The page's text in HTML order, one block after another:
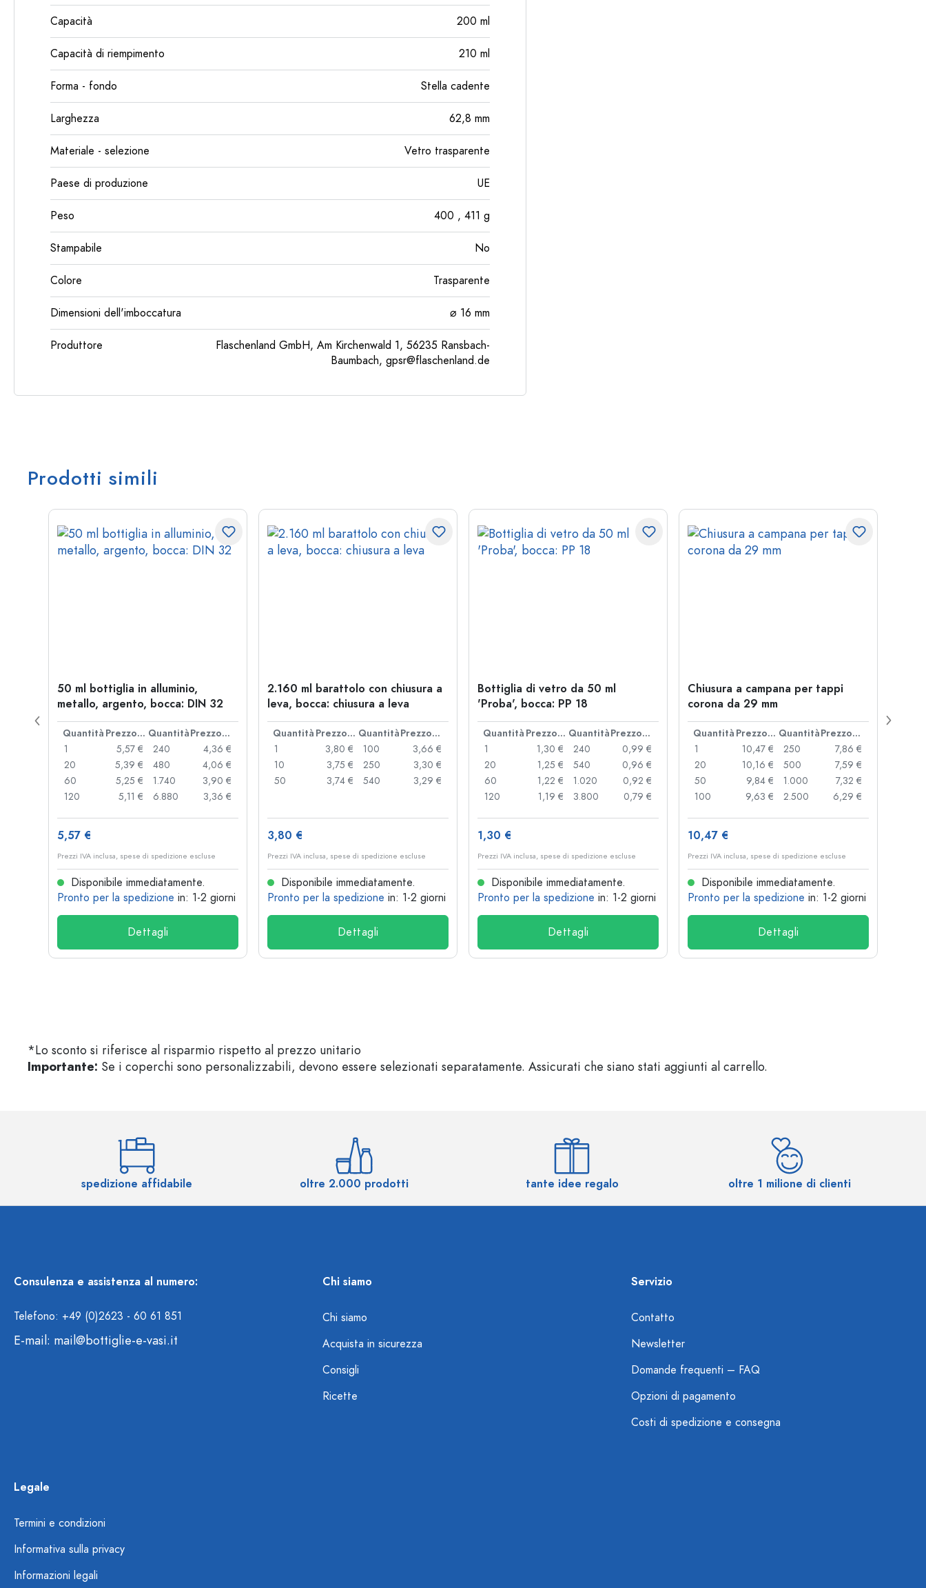
Capacità 200 ml
Capacità di riempimento 210 ml
Forma - fondo Stella cadente
Larghezza 62,8 mm
Materiale - selezione Vetro trasparente
Paese di produzione UE
Peso 400 , 411 g
Stampabile No
Colore Trasparente
Dimensioni dell'imboccatura ⌀ 16 mm
Produttore
Flaschenland GmbH, Am Kirchenwald 1, 56235 Ransbach-
Baumbach, gpsr@flaschenland.de
Prodotti simili
50 ml bottiglia in alluminio,
metallo, argento, bocca: DIN 32
Quantità Prezzo cad. Quantità
Prezzo cad.
1
5,57 €
20
5,39 €
60
5,25 €
120
5,11 €
240
4,36 €
480
4,06 €
1.740
3,90 €
6.880
3,36 €
5,57 €
Prezzi IVA inclusa, spese di spedizione escluse
Disponibile immediatamente.
Pronto per la spedizione in: 1-2 giorni
Dettagli
2.160 ml barattolo con chiusura a
leva, bocca: chiusura a leva
Quantità Prezzo cad. Quantità
Prezzo cad.
1
3,80 €
10
3,75 €
50
3,74 €
100
3,66 €
250
3,30 €
540
3,29 €
3,80 €
Prezzi IVA inclusa, spese di spedizione escluse
Disponibile immediatamente.
Pronto per la spedizione in: 1-2 giorni
Dettagli
Bottiglia di vetro da 50 ml
'Proba', bocca: PP 18
Quantità Prezzo cad. Quantità
Prezzo cad.
1
1,30 €
20
1,25 €
60
1,22 €
120
1,19 €
240
0,99 €
540
0,96 €
1.020
0,92 €
3.800
0,79 €
1,30 €
Prezzi IVA inclusa, spese di spedizione escluse
Disponibile immediatamente.
Pronto per la spedizione in: 1-2 giorni
Dettagli
Chiusura a campana per tappi
corona da 29 mm
Quantità Prezzo cad. Quantità
Prezzo cad.
1
10,47 €
20
10,16 €
50
9,84 €
100
9,63 €
250
7,86 €
500
7,59 €
1.000
7,32 €
2.500
6,29 €
10,47 €
Prezzi IVA inclusa, spese di spedizione escluse
Disponibile immediatamente.
Pronto per la spedizione in: 1-2 giorni
Dettagli
*Lo sconto si riferisce al risparmio rispetto al prezzo unitario
Importante: Se i coperchi sono personalizzabili, devono essere selezionati separatamente. Assicurati che siano stati aggiunti al carrello.
spedizione affidabile oltre 2.000 prodotti tante idee regalo oltre 1 milione di clienti
Consulenza e assistenza al numero:
Telefono: +49 (0)2623 - 60 61 851
E-mail: mail@bottiglie-e-vasi.it
Chi siamo
Chi siamo
Acquista in sicurezza
Consigli
Ricette
Servizio
Contatto
Newsletter
Domande frequenti – FAQ
Opzioni di pagamento
Costi di spedizione e consegna
Legale
Termini e condizioni
Informativa sulla privacy
Informazioni legali